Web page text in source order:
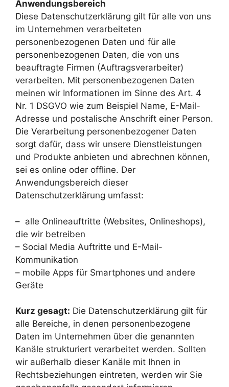
Anwendungsbereich
Diese Datenschutzerklärung gilt für alle von uns
im Unternehmen verarbeiteten
personenbezogenen Daten und für alle
personenbezogenen Daten, die von uns
beauftragte Firmen (Auftragsverarbeiter)
verarbeiten. Mit personenbezogenen Daten
meinen wir Informationen im Sinne des Art. 4
Nr. 1 DSGVO wie zum Beispiel Name, E-Mail-
Adresse und postalische Anschrift einer Person.
Die Verarbeitung personenbezogener Daten
sorgt dafür, dass wir unsere Dienstleistungen
und Produkte anbieten und abrechnen können,
sei es online oder offline. Der
Anwendungsbereich dieser
Datenschutzerklärung umfasst:
– alle Onlineauftritte (Websites, Onlineshops),
die wir betreiben
– Social Media Auftritte und E-Mail-
Kommunikation
– mobile Apps für Smartphones und andere
Geräte
Kurz gesagt: Die Datenschutzerklärung gilt für
alle Bereiche, in denen personenbezogene
Daten im Unternehmen über die genannten
Kanäle strukturiert verarbeitet werden. Sollten
wir außerhalb dieser Kanäle mit Ihnen in
Rechtsbeziehungen eintreten, werden wir Sie